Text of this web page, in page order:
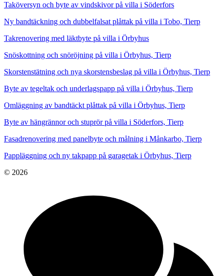
Taköversyn och byte av vindskivor på villa i Söderfors
Ny bandtäckning och dubbelfalsat plåttak på villa i Tobo, Tierp
Takrenovering med läktbyte på villa i Örbyhus
Snöskottning och snöröjning på villa i Örbyhus, Tierp
Skorstenstätning och nya skorstensbeslag på villa i Örbyhus, Tierp
Byte av tegeltak och underlagspapp på villa i Örbyhus, Tierp
Omläggning av bandtäckt plåttak på villa i Örbyhus, Tierp
Byte av hängrännor och stuprör på villa i Söderfors, Tierp
Fasadrenovering med panelbyte och målning i Månkarbo, Tierp
Pappläggning och ny takpapp på garagetak i Örbyhus, Tierp
© 2026